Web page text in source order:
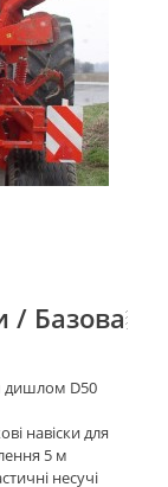
/ Базова
дишлом D50
навіски для
5 м
несучі